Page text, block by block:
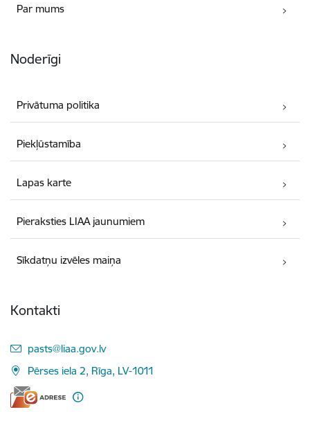
Par mums
Noderīgi
Privātuma politika
Piekļūstamība
Lapas karte
Pieraksties LIAA jaunumiem
Sīkdatņu izvēles maiņa
Kontakti
E-pasts:
pasts@liaa.gov.lv
Pērses iela 2, Rīga, LV-1011